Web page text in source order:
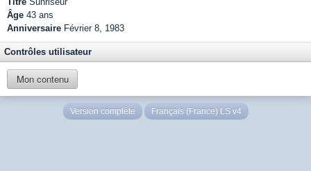
Âge 43 ans
Anniversaire Février 8, 1983
Contrôles utilisateur
Mon contenu
Version complète Français (France) LS v4